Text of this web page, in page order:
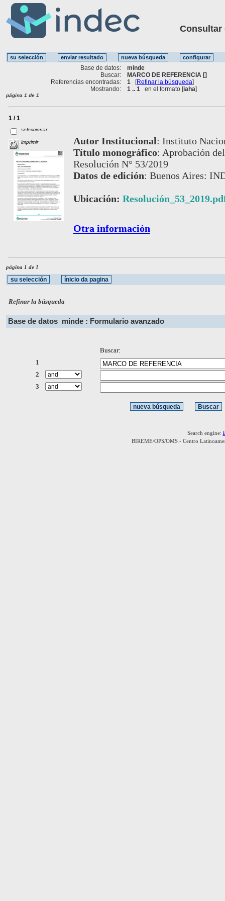
Consultar
Base de datos:
minde
Buscar:
MARCO DE REFERENCIA []
Referencias encontradas:
1 [Refinar la búsqueda]
Mostrando:
1 .. 1 en el formato [iaha]
página 1 de 1
1 / 1
seleccionar
imprimir Autor Institucional: Instituto
Título monográfico: Aprobación
Resolución N° 53/2019
Datos de edición: Buenos Aires:
Ubicación:
Otra información
página 1 de 1
Refinar la búsqueda
Base de datos minde : Formulario avanzado
Buscar:
1
2
3
Search engine:
BIREME/OPS/OMS - Centro